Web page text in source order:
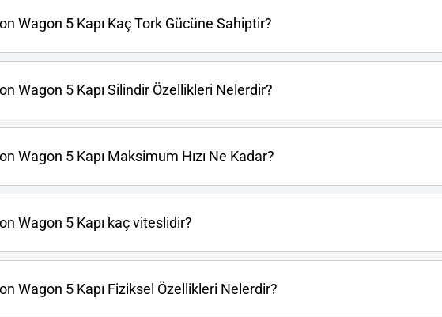
Wagon 5 Kapı Kaç Tork Gücüne Sahiptir?
Wagon 5 Kapı Silindir Özellikleri Nelerdir?
Wagon 5 Kapı Maksimum Hızı Ne Kadar?
Wagon 5 Kapı kaç viteslidir?
Wagon 5 Kapı Fiziksel Özellikleri Nelerdir?